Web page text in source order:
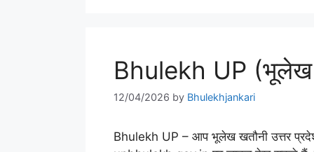
Bhulekh UP (भूलेख
12/04/2026 by Bhulekhjankari
Bhulekh UP – आप भूलेख खतौनी उत्तर प्रदेश